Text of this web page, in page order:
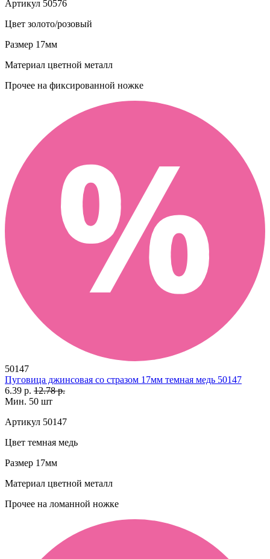
Артикул 50576
Цвет золото/розовый
Размер 17мм
Материал цветной металл
Прочее на фиксированной ножке
50147
Пуговица джинсовая со стразом 17мм темная медь 50147
6.39 р. 12.78 р.
Мин. 50 шт
Артикул 50147
Цвет темная медь
Размер 17мм
Материал цветной металл
Прочее на ломанной ножке